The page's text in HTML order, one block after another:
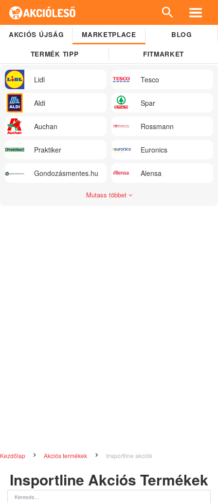
AKCIÓS ÚJSÁG MARKETPLACE BLOG
TERMÉK TIPP FITMARKET
Lidl Tesco
Aldi Spar
Auchan Rossmann
Praktiker Euronics
Gondozásmentes.hu Alensa
Mutass többet
Kezdőlap Akciós termékek Insportline akciók
Insportline Akciós Termékek